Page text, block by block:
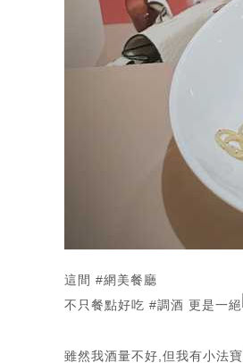
這間 #網美餐廳
不只餐點好吃 #調酒 更是一絕
雖然我酒量不好,但我有小法寶